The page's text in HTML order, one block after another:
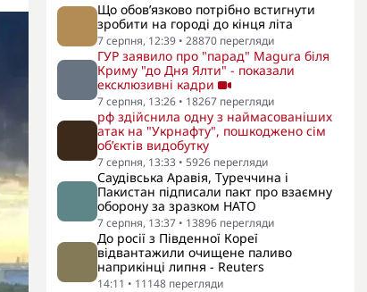
Що обов’язково потрібно встигнути
зробити на городі до кінця літа
7 серпня, 12:39 • 28870 перегляди
ГУР заявило про "парад" Magura біля
Криму "до Дня Ялти" - показали
ексклюзивні кадри
7 серпня, 13:26 • 18267 перегляди
рф здійснила одну з наймасованіших
атак на "Укрнафту", пошкоджено сім
об’єктів видобутку
7 серпня, 13:33 • 5926 перегляди
Саудівська Аравія, Туреччина і
Пакистан підписали пакт про взаємну
оборону за зразком НАТО
7 серпня, 13:37 • 13896 перегляди
До росії з Південної Кореї
відвантажили очищене паливо
наприкінці липня - Reuters
14:11 • 11148 перегляди